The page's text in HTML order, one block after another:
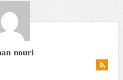
nouri